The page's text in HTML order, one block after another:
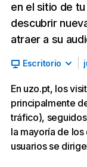
en el sitio de
descubrir
atraer a su
Escritorio
En uzo.pt, los
principalmente
tráfico),
la mayoría de
usuarios se